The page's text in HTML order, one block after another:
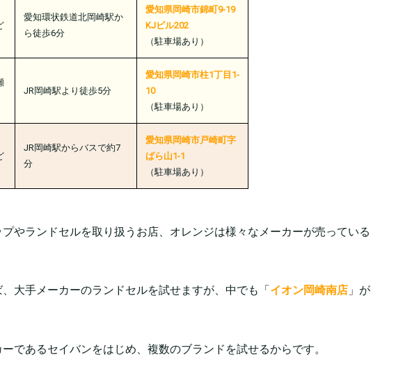
愛知環状鉄道北岡崎駅か
ら徒歩6分
愛知県岡崎市錦町9-19
KJビル202
（駐車場︎︎︎あり）
JR岡崎駅より徒歩5分
愛知県岡崎市柱1丁目1-
10
（駐車場︎︎︎あり）
JR岡崎駅からバスで約7
分
愛知県岡崎市戸崎町字
ばら山1-1
（駐車場︎︎︎あり）
やランドセルを取り扱うお店、オレンジは様々なメーカーが売っている
大手メーカーのランドセルを試せますが、中でも「 イオン岡崎南店 」が
であるセイバンをはじめ、複数のブランドを試せるからです。